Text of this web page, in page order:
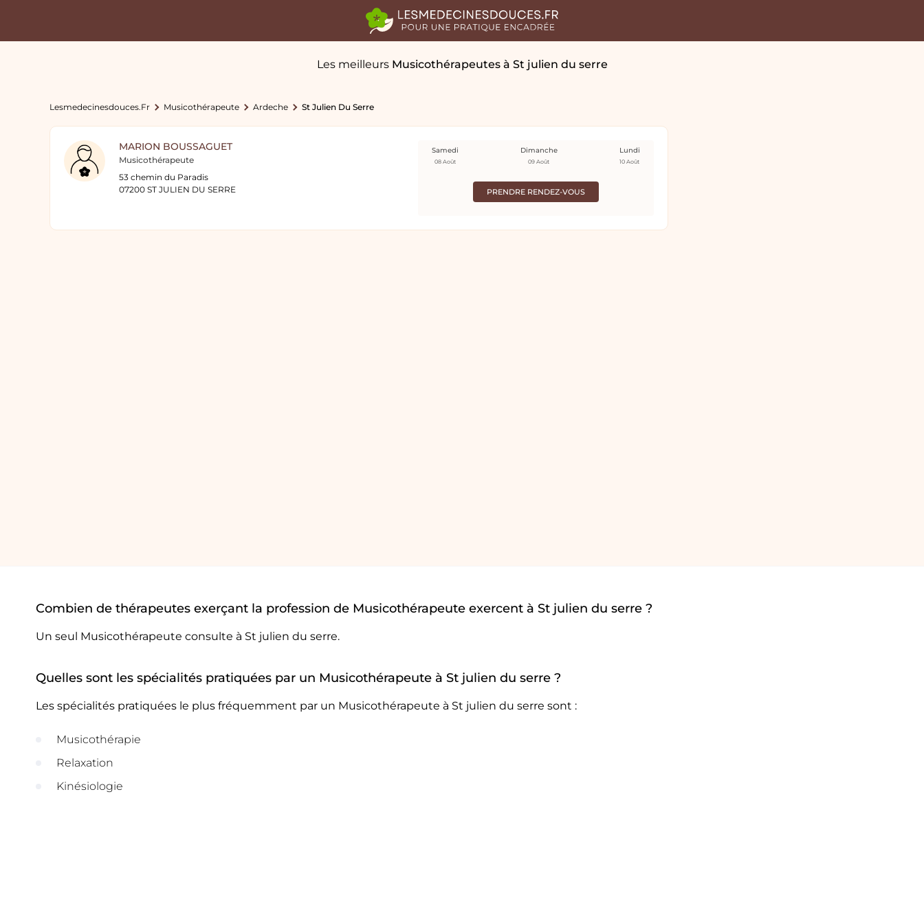
Les meilleurs Musicothérapeutes à St julien du serre
Lesmedecinesdouces.fr Musicothérapeute Ardeche St Julien Du Serre
MARION BOUSSAGUET
Musicothérapeute
53 chemin du Paradis
07200 ST JULIEN DU SERRE
PRENDRE RENDEZ-VOUS
Samedi
08 Août
Dimanche
09 Août
Lundi
10 Août
Combien de thérapeutes exerçant la profession de Musicothérapeute exercent à St julien du serre ?
Un seul Musicothérapeute consulte à St julien du serre.
Quelles sont les spécialités pratiquées par un Musicothérapeute à St julien du serre ?
Les spécialités pratiquées le plus fréquemment par un Musicothérapeute à St julien du serre sont :
Musicothérapie
Relaxation
Kinésiologie